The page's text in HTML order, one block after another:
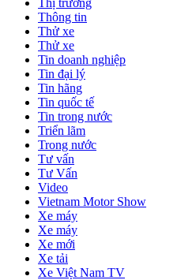
Thông tin
Thử xe
Thử xe
Tin doanh nghiệp
Tin đại lý
Tin hãng
Tin quốc tế
Tin trong nước
Triển lãm
Trong nước
Tư vấn
Tư Vấn
Video
Vietnam Motor Show
Xe máy
Xe máy
Xe mới
Xe tải
Xe Việt Nam TV